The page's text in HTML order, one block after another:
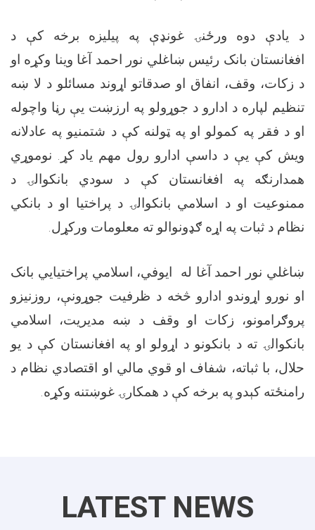
د یادې دوه ورځنۍ غونډې په پیلیزه برخه کې د
افغانستان بانک رئیس ښاغلي نور احمد آغا وینا وکړه او
د زکات، وقف، انفاق او صدقاتو اړوند مسائلو د لا ښه
تنظیم لپاره د ادارو د جوړولو په ارزښت یې رڼا واچوله
او د فقر په کمولو او په ټولنه کې د شتمنیو په عادلانه
ویش کې یې د داسې ادارو رول مهم یاد کړ. نوموړي
همدارنګه په افغانستان کې د سودي بانکوالۍ د
ممنوعیت او د اسلامي بانکوالۍ د پراختیا او د بانکي
نظام د ثبات په اړه ګډونوالو ته معلومات ورکړل.
ښاغلي نور احمد آغا له ایوفي، اسلامي پراختیایي بانک
او نورو اړوندو ادارو څخه د ظرفیت جوړونې، روزنیزو
پروګرامونو، زکات او وقف د ښه مدیریت، اسلامي
بانکوالۍ ته د بانکونو د اړولو او په افغانستان کې د یو
حلال، با ثباته، شفاف او قوي مالي او اقتصادي نظام د
رامنځته کېدو په برخه کې د همکارۍ غوښتنه وکړه.
LATEST NEWS